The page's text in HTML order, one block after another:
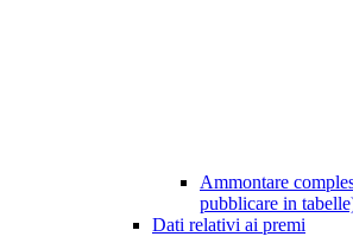
Ammontare
pubblicare in
Dati relativi ai premi